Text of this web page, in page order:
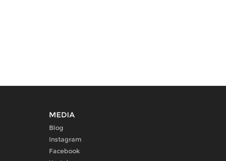
MEDIA
Blog
Instagram
Facebook